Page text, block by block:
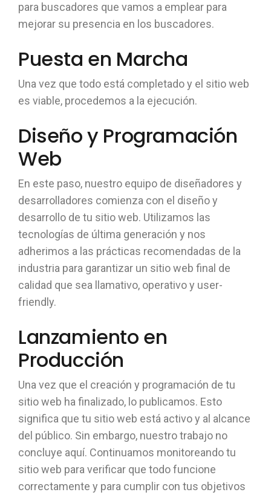
para buscadores que vamos a emplear para
mejorar su presencia en los buscadores.
Puesta en Marcha
Una vez que todo está completado y el sitio web
es viable, procedemos a la ejecución.
Diseño y Programación
Web
En este paso, nuestro equipo de diseñadores y
desarrolladores comienza con el diseño y
desarrollo de tu sitio web. Utilizamos las
tecnologías de última generación y nos
adherimos a las prácticas recomendadas de la
industria para garantizar un sitio web final de
calidad que sea llamativo, operativo y user-
friendly.
Lanzamiento en
Producción
Una vez que el creación y programación de tu
sitio web ha finalizado, lo publicamos. Esto
significa que tu sitio web está activo y al alcance
del público. Sin embargo, nuestro trabajo no
concluye aquí. Continuamos monitoreando tu
sitio web para verificar que todo funcione
correctamente y para cumplir con tus objetivos